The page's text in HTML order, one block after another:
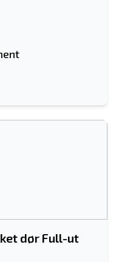
dør Full-ut